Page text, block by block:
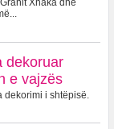
Xhaka dhe
dekoruar
e vajzës
dekorimi i shtëpisë.